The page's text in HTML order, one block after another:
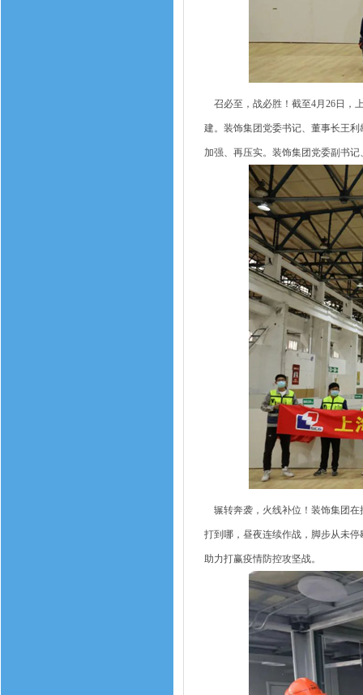
召必至，战必胜！截至4月26日，
建。装饰集团党委书记、董事长王
加强、再压实。装饰集团党委副书
辗转奔袭，火线补位！装饰集团在
打到哪，昼夜连续作战，脚步从未
助力打赢疫情防控攻坚战。